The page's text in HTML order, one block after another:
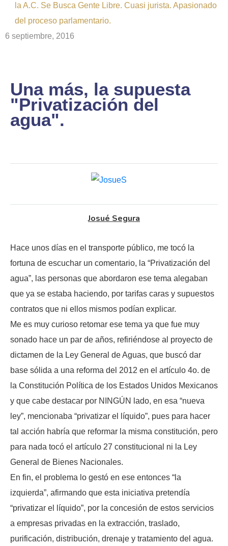
la A.C. Se Busca Gente Libre. Cuasi jurista. Apasionado
del proceso parlamentario.
6 septiembre, 2016
Una más, la supuesta
"Privatización del
agua".
Josué Segura
Hace unos días en el transporte público, me tocó la
fortuna de escuchar un comentario, la “Privatización del
agua”, las personas que abordaron ese tema alegaban
que ya se estaba haciendo, por tarifas caras y supuestos
contratos que ni ellos mismos podían explicar.
Me es muy curioso retomar ese tema ya que fue muy
sonado hace un par de años, refiriéndose al proyecto de
dictamen de la Ley General de Aguas, que buscó dar
base sólida a una reforma del 2012 en el artículo 4o. de
la Constitución Política de los Estados Unidos Mexicanos
y que cabe destacar por NINGÚN lado, en esa “nueva
ley”, mencionaba “privatizar el líquido”, pues para hacer
tal acción habría que reformar la misma constitución, pero
para nada tocó el artículo 27 constitucional ni la Ley
General de Bienes Nacionales.
En fin, el problema lo gestó en ese entonces “la
izquierda”, afirmando que esta iniciativa pretendía
“privatizar el líquido”, por la concesión de estos servicios
a empresas privadas en la extracción, traslado,
purificación, distribución, drenaje y tratamiento del agua.